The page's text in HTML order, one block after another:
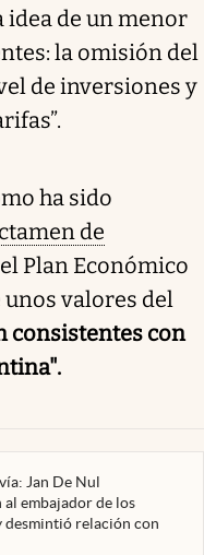
idea de un menor
la omisión del
de inversiones y
ha sido
de
Plan Económico
unos valores del
consistentes con
Jan De Nul
embajador de los
desmintió relación con